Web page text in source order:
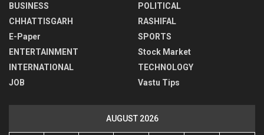
BUSINESS
CHHATTISGARH
E-Paper
ENTERTAINMENT
INTERNATIONAL
JOB
POLITICAL
RASHIFAL
SPORTS
Stock Market
TECHNOLOGY
Vastu Tips
AUGUST 2026